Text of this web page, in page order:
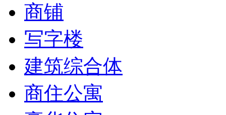
商铺
写字楼
建筑综合体
商住公寓